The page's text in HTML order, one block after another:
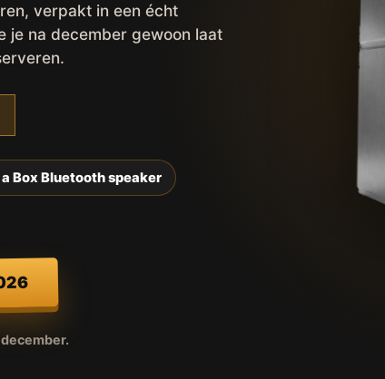
verpakt in een écht
je na december gewoon laat
Box Bluetooth speaker